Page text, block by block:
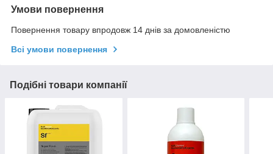
Умови повернення
Повернення товару впродовж 14 днів за домовленістю
Всі умови повернення
Подібні товари компанії